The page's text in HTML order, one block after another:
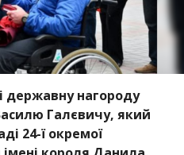
державну нагороду
Галєвичу, який
24-ї окремої